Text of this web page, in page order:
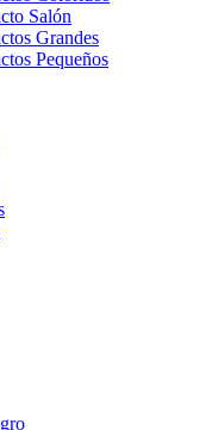
Salón
Grandes
Pequeños